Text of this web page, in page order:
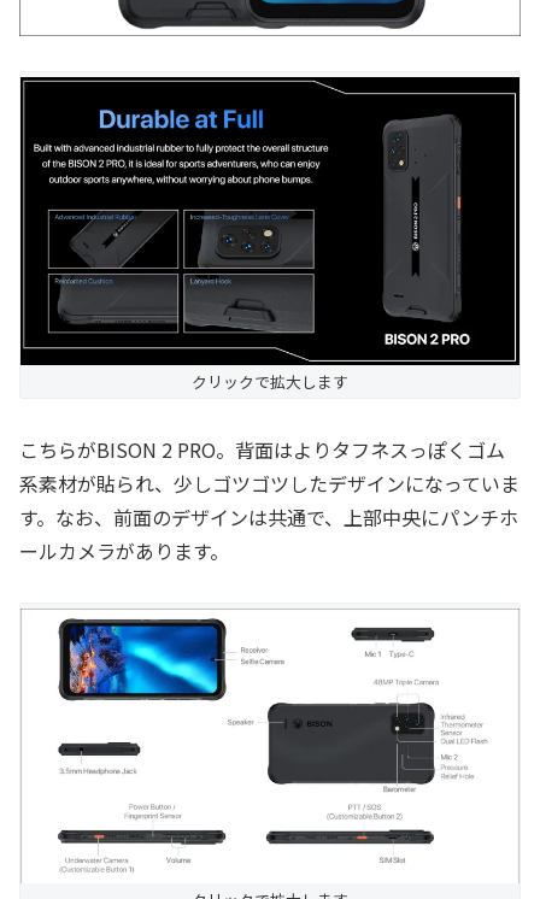
クリックで拡大します
こちらがBISON 2 PRO。背面はよりタフネスっぽくゴム
系素材が貼られ、少しゴツゴツしたデザインになっていま
す。なお、前面のデザインは共通で、上部中央にパンチホ
ールカメラがあります。